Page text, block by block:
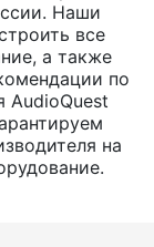
Наши
все
а также
по
AudioQuest
на